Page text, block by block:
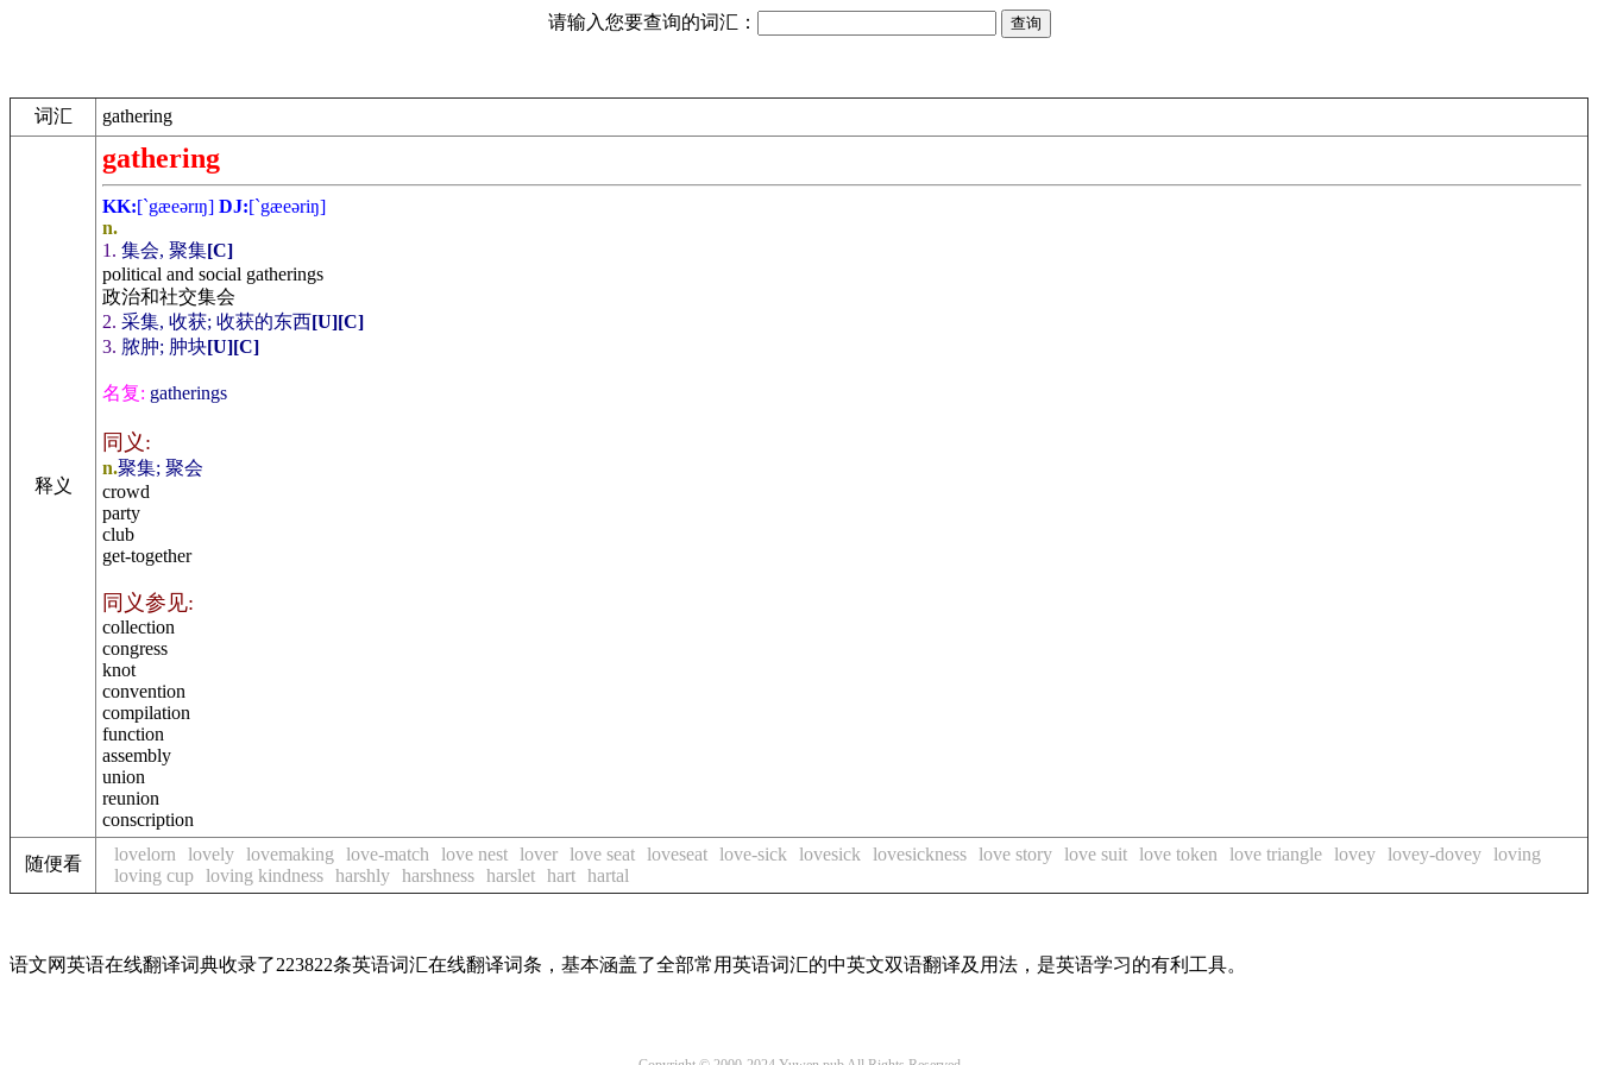
请输入您要查询的词汇：
词汇 gathering
释义
gathering
KK:[`gæeәrɪŋ] DJ:[`gæeәriŋ]
n.
1. 集会, 聚集[C]
political and social gatherings
政治和社交集会
2. 采集, 收获; 收获的东西[U][C]
3. 脓肿; 肿块[U][C]
名复: gatherings
同义:
n.聚集; 聚会
crowd
party
club
get-together
同义参见:
collection
congress
knot
convention
compilation
function
assembly
union
reunion
conscription
随便看 lovelorn lovely lovemaking love-match love nest lover love seat loveseat love-sick lovesick lovesickness love story love suit love token love triangle lovey lovey-dovey loving
loving cup loving kindness harshly harshness harslet hart hartal
语文网英语在线翻译词典收录了223822条英语词汇在线翻译词条，基本涵盖了全部常用英语词汇的中英文双语翻译及用法，是英语学习的有利工具。